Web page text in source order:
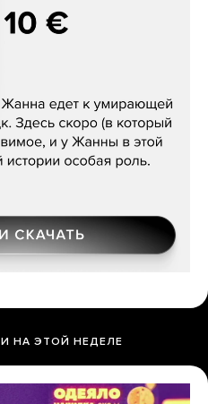
«Белая дама»
НА ЭТОЙ НЕДЕЛЕ